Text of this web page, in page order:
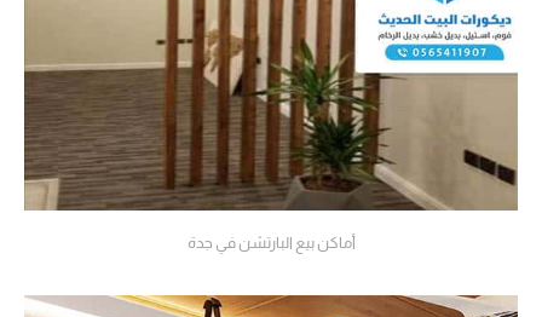
أماكن بيع البارتشن في جدة